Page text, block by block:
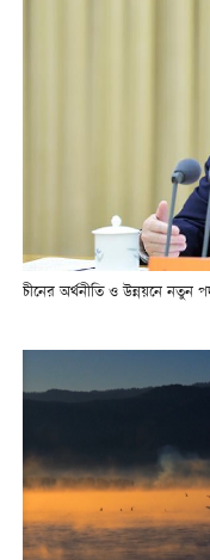
চীনের অর্থনীতি ও উন্নয়নে নতুন